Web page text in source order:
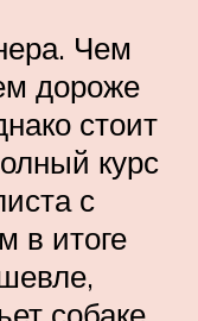
Чем
дороже
стоит
курс
с
в итоге